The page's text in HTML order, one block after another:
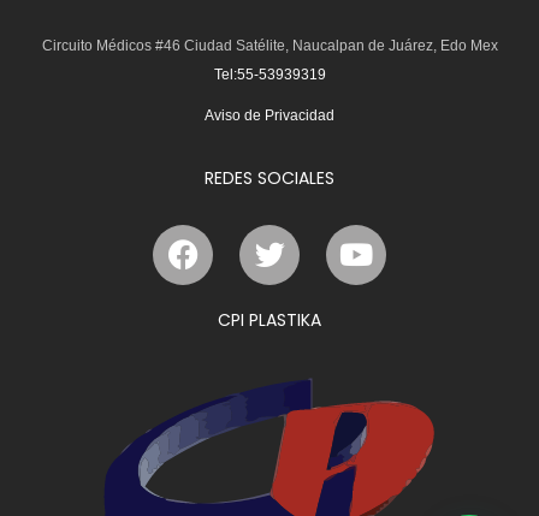
Circuito Médicos #46 Ciudad Satélite, Naucalpan de Juárez, Edo Mex
Tel:55-53939319
Aviso de Privacidad
REDES SOCIALES
F
a
c
o
k
T
w
i
t
e
Y
o
u
e
CPI PLASTIKA